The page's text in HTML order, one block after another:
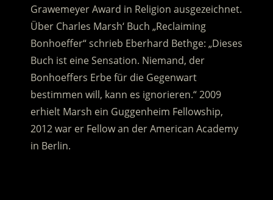
Grawemeyer Award in Religion ausgezeichnet.
Über Charles Marsh‘ Buch „Reclaiming
Bonhoeffer“ schrieb Eberhard Bethge: „Dieses
Buch ist eine Sensation. Niemand, der
Bonhoeffers Erbe für die Gegenwart
bestimmen will, kann es ignorieren.“ 2009
erhielt Marsh ein Guggenheim Fellowship,
2012 war er Fellow an der American Academy
in Berlin.